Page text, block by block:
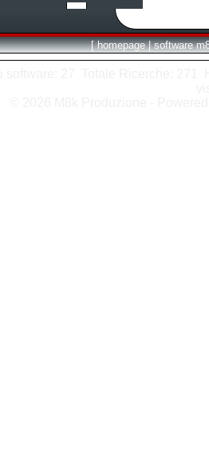
[ homepage | software